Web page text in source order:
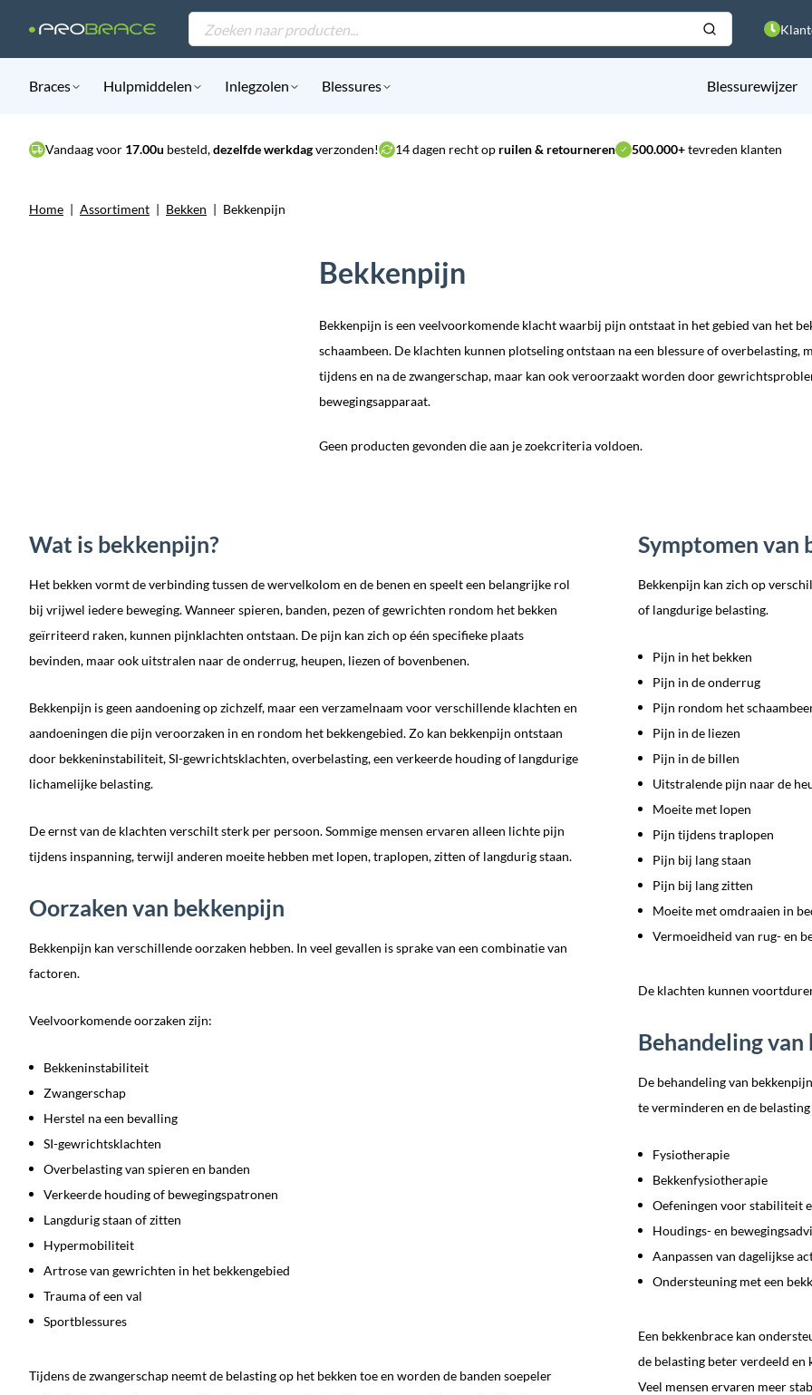
Products
search
Braces Hulpmiddelen Inlegzolen Blessures Blessurewijzer
Vandaag voor 17.00u besteld,dezelfde werkdagverzonden! 14 dagen recht op ruilen & retourneren 500.000+tevreden klanten
Home | Assortiment | Bekken | Bekkenpijn
Bekkenpijn
Bekkenpijn is een veelvoorkomende klacht waarbij pijn ontstaat in het gebied van het
schaambeen. De klachten kunnen plotseling ontstaan na een blessure of
tijdens en na de zwangerschap, maar kan ook veroorzaakt worden door
bewegingsapparaat.
Geen producten gevonden die aan je zoekcriteria voldoen.
Wat is bekkenpijn?
Het bekken vormt de verbinding tussen de wervelkolom en de benen en speelt een belangrijke rol
bij vrijwel iedere beweging. Wanneer spieren, banden, pezen of gewrichten rondom het bekken
geïrriteerd raken, kunnen pijnklachten ontstaan. De pijn kan zich op één specifieke plaats
bevinden, maar ook uitstralen naar de onderrug, heupen, liezen of bovenbenen.
Bekkenpijn is geen aandoening op zichzelf, maar een verzamelnaam voor verschillende klachten en
aandoeningen die pijn veroorzaken in en rondom het bekkengebied. Zo kan bekkenpijn ontstaan
door bekkeninstabiliteit, SI-gewrichtsklachten, overbelasting, een verkeerde houding of langdurige
lichamelijke belasting.
De ernst van de klachten verschilt sterk per persoon. Sommige mensen ervaren alleen lichte pijn
tijdens inspanning, terwijl anderen moeite hebben met lopen, traplopen, zitten of langdurig staan.
Oorzaken van bekkenpijn
Bekkenpijn kan verschillende oorzaken hebben. In veel gevallen is sprake van een combinatie van
factoren.
Veelvoorkomende oorzaken zijn:
Bekkeninstabiliteit
Zwangerschap
Herstel na een bevalling
SI-gewrichtsklachten
Overbelasting van spieren en banden
Verkeerde houding of bewegingspatronen
Langdurig staan of zitten
Hypermobiliteit
Artrose van gewrichten in het bekkengebied
Trauma of een val
Sportblessures
Tijdens de zwangerschap neemt de belasting op het bekken toe en worden de banden soepeler
Symptomen van
Bekkenpijn kan zich op
of langdurige belasting.
Pijn in het bekken
Pijn in de onderrug
Pijn rondom het
Pijn in de liezen
Pijn in de billen
Uitstralende pijn naar de
Moeite met lopen
Pijn tijdens traplopen
Pijn bij lang staan
Pijn bij lang zitten
Moeite met omdraaien in
Vermoeidheid van rug- en
De klachten kunnen
Behandeling
De behandeling van
te verminderen en de
Fysiotherapie
Bekkenfysiotherapie
Oefeningen voor stabiliteit
Houdings- en
Aanpassen van dagelijkse
Ondersteuning met een
Een bekkenbrace kan
de belasting beter verdeeld
Veel mensen ervaren meer